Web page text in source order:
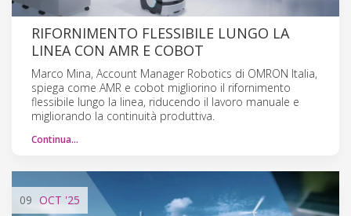
RIFORNIMENTO FLESSIBILE LUNGO LA
LINEA CON AMR E COBOT
Marco Mina, Account Manager Robotics di OMRON Italia,
spiega come AMR e cobot migliorino il rifornimento
flessibile lungo la linea, riducendo il lavoro manuale e
migliorando la continuità produttiva.
Continua…
09 OCT '25